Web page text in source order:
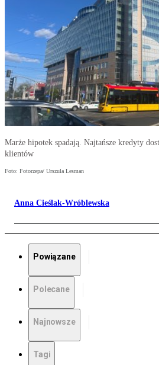
Marże hipotek spadają. Najtańsze kredyty
klientów
Foto: Fotorzepa/ Urszula Lesman
Anna Cieślak-Wróblewska
Powiązane
Polecane
Najnowsze
Tagi